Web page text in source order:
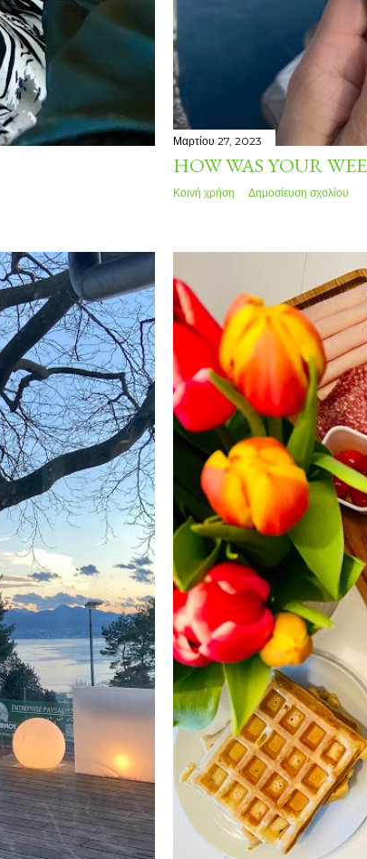
Μαρτίου 27, 2023
HOW WAS YOUR
Κοινή χρήση Δημοσίευση σχολίου